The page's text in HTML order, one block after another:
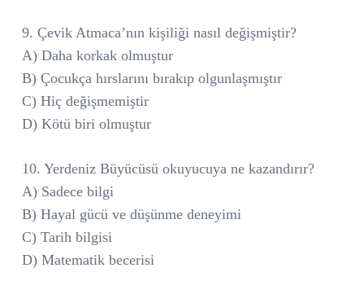
9. Çevik Atmaca’nın kişiliği nasıl değişmiştir?
A) Daha korkak olmuştur
B) Çocukça hırslarını bırakıp olgunlaşmıştır
C) Hiç değişmemiştir
D) Kötü biri olmuştur
10. Yerdeniz Büyücüsü okuyucuya ne kazandırır?
A) Sadece bilgi
B) Hayal gücü ve düşünme deneyimi
C) Tarih bilgisi
D) Matematik becerisi